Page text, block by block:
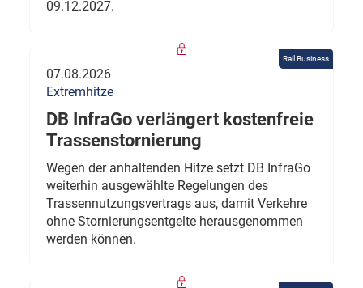
09.12.2027.
Rail Business
07.08.2026
Extremhitze
DB InfraGo verlängert kostenfreie
Trassenstornierung
Wegen der anhaltenden Hitze setzt DB InfraGo
weiterhin ausgewählte Regelungen des
Trassennutzungsvertrags aus, damit Verkehre
ohne Stornierungsentgelte herausgenommen
werden können.